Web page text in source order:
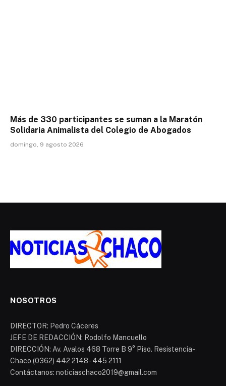
Más de 330 participantes se suman a la Maratón
Solidaria Animalista del Colegio de Abogados
domingo, 9 agosto 2026
NOSOTROS
DIRECTOR: Pedro Cáceres
JEFE DE REDACCIÓN: Rodolfo Mancuello
DIRECCIÓN: Av. Avalos 468 Torre B 9° Piso. Resistencia-
Chaco (0362) 442 2148 - 445 2111
Contáctanos: noticiaschaco2019@gmail.com